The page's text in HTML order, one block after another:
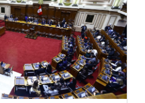
18
en nuestra página web
Facebook:
congresodelarepublicadelperu?
congresoperu